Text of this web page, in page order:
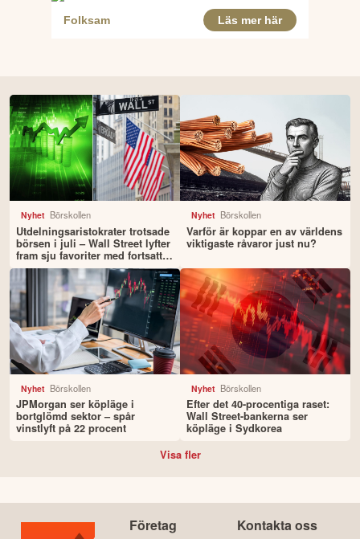
Nyhet Börskollen
Utdelningsaristokrater trotsade
börsen i juli – Wall Street lyfter
fram sju favoriter med fortsatt
uppsida
Nyhet Börskollen
Varför är koppar en av världens
viktigaste råvaror just nu?
Nyhet Börskollen
JPMorgan ser köpläge i
bortglömd sektor – spår
vinstlyft på 22 procent
Nyhet Börskollen
Efter det 40-procentiga raset:
Wall Street-bankerna ser
köpläge i Sydkorea
Visa fler
Företag Kontakta oss